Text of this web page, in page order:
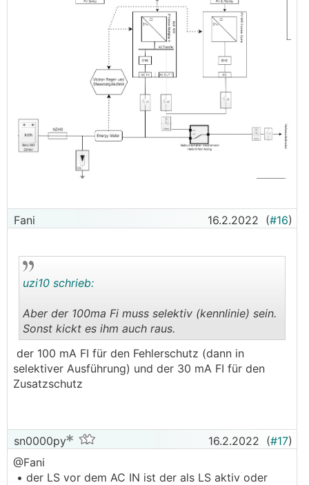
Fani 16.2.2022 (#16)
..
uzi10 schrieb:
Aber der 100ma Fi muss selektiv (kennlinie) sein.
Sonst kickt es ihm auch raus.
der 100 mA FI für den Fehlerschutz (dann in
selektiver Ausführung) und der 30 mA FI für den
Zusatzschutz
sn0000py 16.2.2022 (#17)
@Fani
• der LS vor dem AC IN ist der als LS aktiv oder